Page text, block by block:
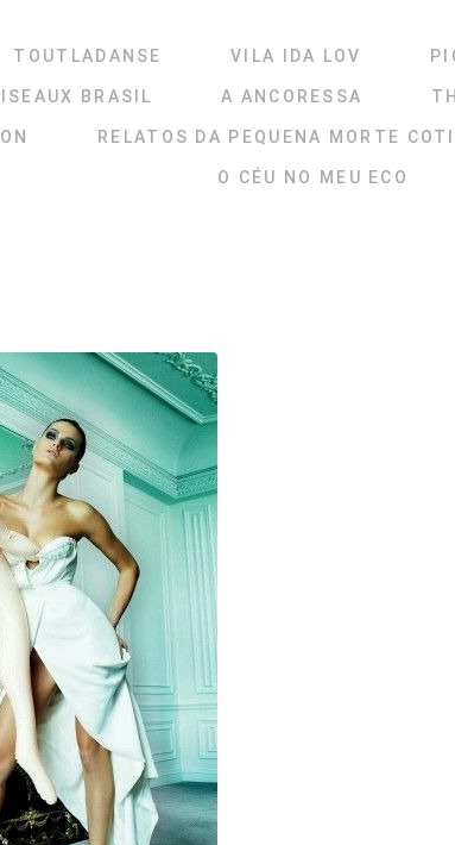
TOUTLADANSE VILA IDA LOV
BRASIL A ANCORESSA
RELATOS DA PEQUENA MORTE
O CÉU NO MEU ECO